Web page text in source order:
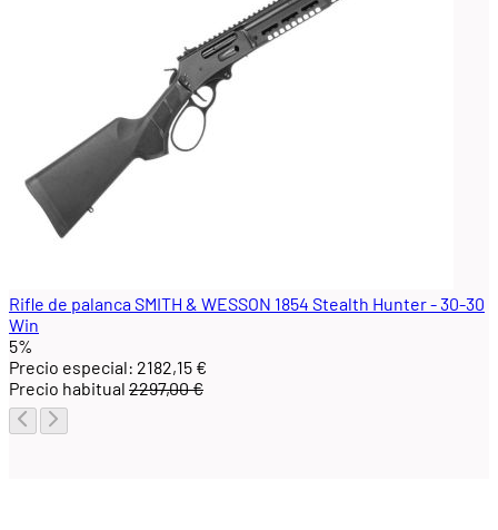
Rifle de palanca SMITH & WESSON 1854 Stealth Hunter - 30-30
Win
5%
Precio especial: 2182,15 €
Precio habitual 2297,00 €